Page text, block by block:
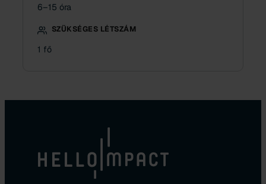
6–15 óra
SZÜKSÉGES LÉTSZÁM
1 fő